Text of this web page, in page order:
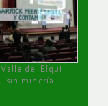
Valle del Elqui
sin minería.